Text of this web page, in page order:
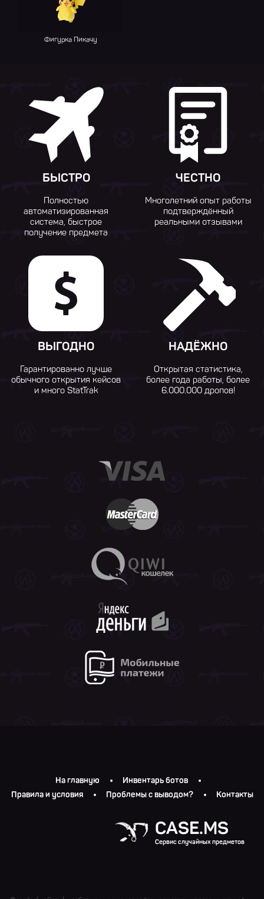
Фигурка Пикачу
БЫСТРО
Полностью
автоматизированная
система, быстрое
получение предмета
ЧЕСТНО
Многолетний опыт работы
подтверждённый
реальными отзывами
ВЫГОДНО
Гарантированно лучше
обычного открытия кейсов
и много StatTrak
НАДЁЖНО
Открытая статистика,
более года работы, более
6.000.000 дропов!
На главную
Инвентарь ботов
Правила и условия
Проблемы с выводом? Контакты
CASE.MS
Сервис случайных предметов